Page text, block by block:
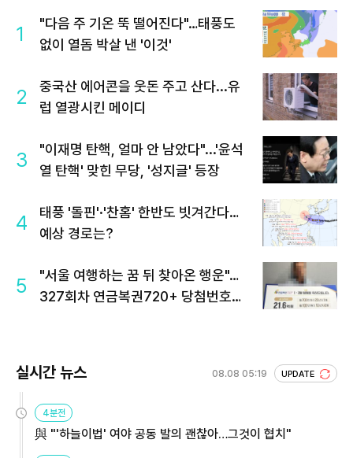
1
"다음 주 기온 뚝 떨어진다"…태풍도
없이 열돔 박살 낸 '이것'
2
중국산 에어콘을 웃돈 주고 산다...유
럽 열광시킨 메이디
3
"이재명 탄핵, 얼마 안 남았다"...'윤석
열 탄핵' 맞힌 무당, '성지글' 등장
4
태풍 '돌핀'·'찬홈' 한반도 빗겨간다…
예상 경로는?
5
"서울 여행하는 꿈 뒤 찾아온 행운"…
327회차 연금복권720+ 당첨번호조
실시간 뉴스 08.08 05:19 UPDATE
4분전
與 "'하늘이법' 여야 공동 발의 괜찮아…그것이 협치"